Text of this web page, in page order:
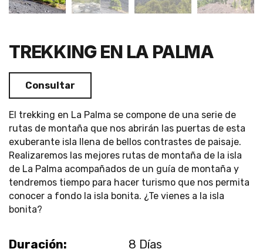
TREKKING EN LA PALMA
Consultar
El trekking en La Palma se compone de una serie de
rutas de montaña que nos abrirán las puertas de esta
exuberante isla llena de bellos contrastes de paisaje.
Realizaremos las mejores rutas de montaña de la isla
de La Palma acompañados de un guía de montaña y
tendremos tiempo para hacer turismo que nos permita
conocer a fondo la isla bonita. ¿Te vienes a la isla
bonita?
Duración:
8 Días